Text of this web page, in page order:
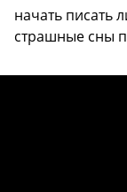
начать писать
страшные сны